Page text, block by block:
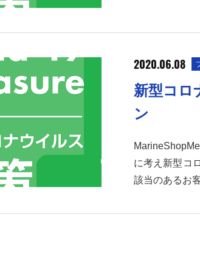
2020.06.08
新型コロ
ン
に考え新型コ
該当のあるお